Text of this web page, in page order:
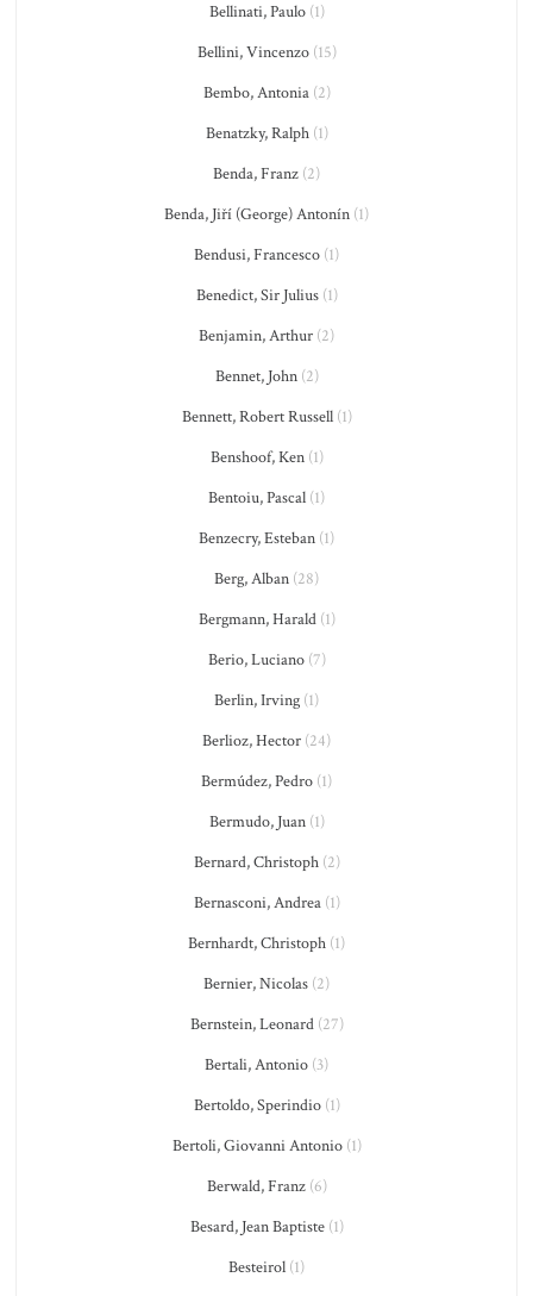
Bellinati, Paulo(1)
Bellini, Vincenzo(15)
Bembo, Antonia(2)
Benatzky, Ralph(1)
Benda, Franz (2)
Benda, Jiří (George) Antonín (1)
Bendusi, Francesco (1)
Benedict, Sir Julius(1)
Benjamin, Arthur (2)
Bennet, John(2)
Bennett, Robert Russell(1)
Benshoof, Ken(1)
Bentoiu, Pascal (1)
Benzecry, Esteban (1)
Berg, Alban (28)
Bergmann, Harald(1)
Berio, Luciano(7)
Berlin, Irving (1)
Berlioz, Hector (24)
Bermúdez, Pedro (1)
Bermudo, Juan(1)
Bernard, Christoph(2)
Bernasconi, Andrea(1)
Bernhardt, Christoph (1)
Bernier, Nicolas (2)
Bernstein, Leonard(27)
Bertali, Antonio (3)
Bertoldo, Sperindio(1)
Bertoli, Giovanni Antonio(1)
Berwald, Franz(6)
Besard, Jean Baptiste(1)
Besteirol (1)